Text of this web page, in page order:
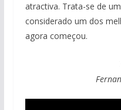
atractiva. Trata-se de
considerado um dos
agora começou.